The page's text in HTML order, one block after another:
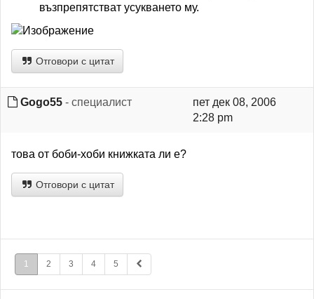
възпрепятстват усукването му.
Отговори с цитат
Gogo55 - специалист
пет дек 08, 2006
2:28 pm
това от боби-хоби книжката ли е?
Отговори с цитат
1 2 3 4 5